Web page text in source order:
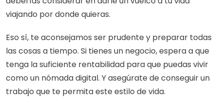
viajando por donde quieras.
Eso sí, te aconsejamos ser prudente y preparar todas
las cosas a tiempo. Si tienes un negocio, espera a que
tenga la suficiente rentabilidad para que puedas vivir
como un nómada digital. Y asegúrate de conseguir un
trabajo que te permita este estilo de vida.